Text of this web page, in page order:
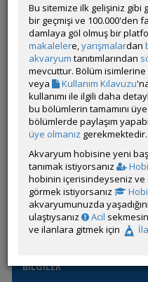
Kullanıcı Adı:
Kullanıcı Grubu:
Geri Bildirimleri:
Aldığı Beğeni:
Hesap Durumu:
Durumu:
Üyelik Tarihi:
Son Ziyaret:
Toplam Mesaj:
Paylaşım Sayisı:
İlan Sayisı:
Üyenin Mesaj ve
Üyenin Açtığı Konuları
Üyenin ÖM Engelini
BİLGİLER
Bu sitemize ilk gelişiniz gibi
bir geçmişi ve 100.000'den
damlaya göl olmuş bir
makalelere,yarışmalardan
akvaryum tanıtımlarından
mevcuttur. Bölüm
veya
Kullanım Kılavuzu
kullanımı ile ilgili daha
bu bölümlerin tamamını
bölümlerde paylaşım
üye olmanız gerekmektedir.
Akvaryum hobisine yeni
tanımak istiyorsanız
hobinin içerisindeyseniz
görmek istiyorsanız
akvaryumunuzda
ulaştıysanız
Acil
ve ilanlara gitmek için